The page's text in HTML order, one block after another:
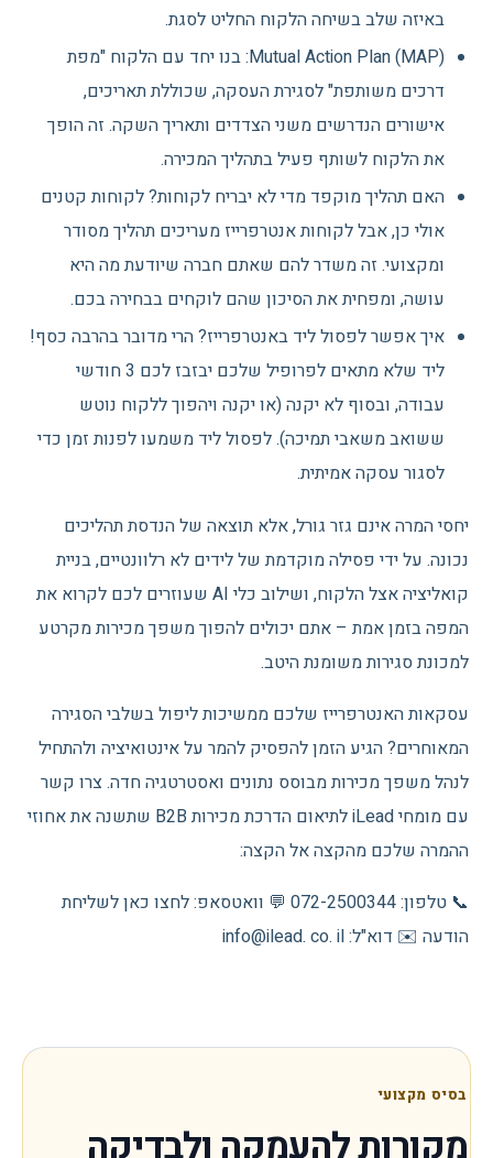
באיזה שלב בשיחה הלקוח החליט לסגת.
Mutual Action Plan (MAP): בנו יחד עם הלקוח "מפת
דרכים משותפת" לסגירת העסקה, שכוללת תאריכים,
אישורים הנדרשים משני הצדדים ותאריך השקה. זה הופך
את הלקוח לשותף פעיל בתהליך המכירה.
האם תהליך מוקפד מדי לא יבריח לקוחות? לקוחות קטנים
אולי כן, אבל לקוחות אנטרפרייז מעריכים תהליך מסודר
ומקצועי. זה משדר להם שאתם חברה שיודעת מה היא
עושה, ומפחית את הסיכון שהם לוקחים בבחירה בכם.
איך אפשר לפסול ליד באנטרפרייז? הרי מדובר בהרבה כסף!
ליד שלא מתאים לפרופיל שלכם יבזבז לכם 3 חודשי
עבודה, ובסוף לא יקנה (או יקנה ויהפוך ללקוח נוטש
ששואב משאבי תמיכה). לפסול ליד משמעו לפנות זמן כדי
לסגור עסקה אמיתית.
יחסי המרה אינם גזר גורל, אלא תוצאה של הנדסת תהליכים
נכונה. על ידי פסילה מוקדמת של לידים לא רלוונטיים, בניית
קואליציה אצל הלקוח, ושילוב כלי AI שעוזרים לכם לקרוא את
המפה בזמן אמת – אתם יכולים להפוך משפך מכירות מקרטע
למכונת סגירות משומנת היטב.
עסקאות האנטרפרייז שלכם ממשיכות ליפול בשלבי הסגירה
המאוחרים? הגיע הזמן להפסיק להמר על אינטואיציה ולהתחיל
לנהל משפך מכירות מבוסס נתונים ואסטרטגיה חדה. צרו קשר
עם מומחי iLead לתיאום הדרכת מכירות B2B שתשנה את אחוזי
ההמרה שלכם מהקצה אל הקצה:
📞 טלפון: 072-2500344 💬 וואטסאפ: לחצו כאן לשליחת
הודעה ✉️ דוא"ל: info@ilead. co. il
בסיס מקצועי
מקורות להעמקה ולבדיקה